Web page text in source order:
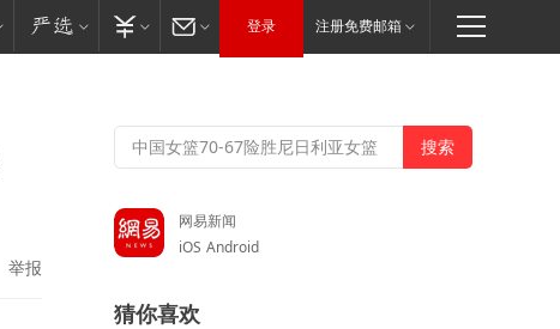
登录 注册免费邮箱
举报
网易新闻
iOS Android
猜你喜欢